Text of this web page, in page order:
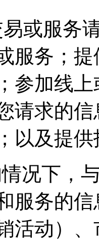
服务请
服务；
参加线
请求的
；以及提
况下
服务的
动）